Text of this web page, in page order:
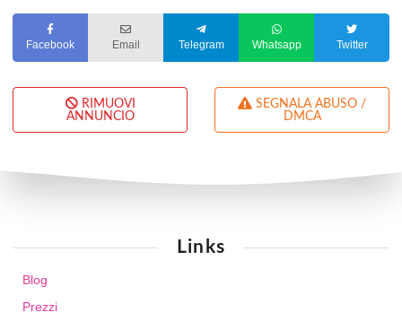
Facebook Email Telegram Whatsapp Twitter
RIMUOVI
ANNUNCIO
DMCA
Links
Blog
Prezzi